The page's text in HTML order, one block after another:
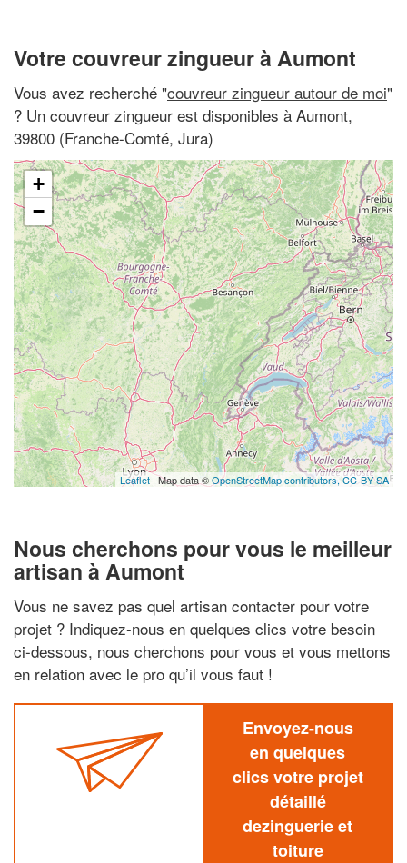
Votre couvreur zingueur à Aumont
Vous avez recherché "couvreur zingueur autour de moi"
? Un couvreur zingueur est disponibles à Aumont,
39800 (Franche-Comté, Jura)
+
−
Leaflet | Map data ©OpenStreetMap contributors,CC-BY-SA
Nous cherchons pour vous le meilleur
artisan à Aumont
Vous ne savez pas quel artisan contacter pour votre
projet ? Indiquez-nous en quelques clics votre besoin
ci-dessous, nous cherchons pour vous et vous mettons
en relation avec le pro qu’il vous faut !
Envoyez-nous
en quelques
clics votre projet
détaillé
dezinguerie et
toiture